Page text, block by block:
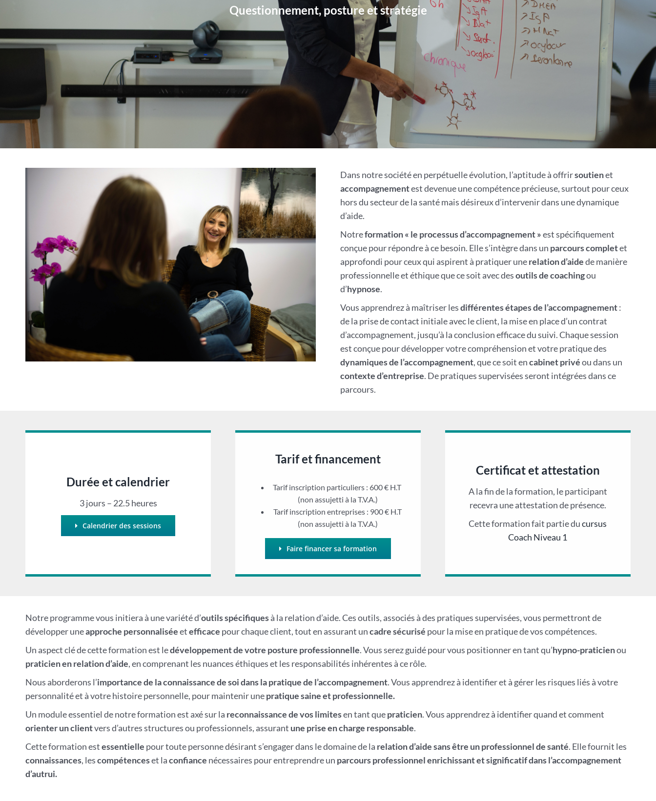
Questionnement, posture et stratégie
Dans notre société en perpétuelle évolution, l’aptitude à offrirsoutienet
accompagnementest devenue une compétence précieuse, surtout pour ceux
hors du secteur de la santé mais désireux d’intervenir dans une dynamique
d’aide.
Notreformation« le processus d’accompagnement »est spécifiquement
conçue pour répondre à ce besoin. Elle s’intègre dans un parcours completet
approfondi pour ceux qui aspirent à pratiquer unerelation d’aidede manière
professionnelle et éthique que ce soit avec desoutils de coachingou
d’hypnose.
Vous apprendrez à maîtriser lesdifférentes étapes de l’accompagnement:
de la prise de contact initiale avec le client, la mise en place d’un contrat
d’accompagnement, jusqu’à la conclusion efficace du suivi. Chaque session
est conçue pour développer votre compréhension et votre pratique des
dynamiques de l’accompagnement, que ce soit encabinet privéou dans un
contexte d’entreprise. De pratiques supervisées seront intégrées dans ce
parcours.
Durée et calendrier
3 jours – 22.5 heures
Calendrier des sessions
Tarif et financement
Tarif inscription particuliers : 600 € H.T
(non assujetti à la T.V.A.)
Tarif inscription entreprises : 900 € H.T
(non assujetti à la T.V.A.)
Faire financer sa formation
Certificat et attestation
A la fin de la formation, le participant
recevra une attestation de présence.
Cette formation fait partie ducursus
Coach Niveau 1
Notre programme vous initiera à une variété d’outils spécifiquesà la relation d’aide. Ces outils, associés à des pratiques supervisées, vous permettront de
développer uneapproche personnaliséeetefficace pour chaque client, tout en assurant uncadre sécurisé pour la mise en pratique de vos compétences.
Un aspect clé de cette formation est ledéveloppement de votre posture professionnelle. Vous serez guidé pour vous positionner en tant qu’hypno-praticienou
praticien en relation d’aide, en comprenant les nuances éthiques et les responsabilités inhérentes à ce rôle.
Nous aborderons l’importance de la connaissance de soi dans la pratique de l’accompagnement. Vous apprendrez à identifier et à gérer les risques liés à votre
personnalité et à votre histoire personnelle, pour maintenir unepratique saine et professionnelle.
Un module essentiel de notre formation est axé sur la reconnaissance de vos limitesen tant quepraticien. Vous apprendrez à identifier quand et comment
orienter un clientvers d’autres structures ou professionnels, assurant une prise en charge responsable.
Cette formation estessentielle pour toute personne désirant s’engager dans le domaine de la relation d’aide sans être un professionnel de santé. Elle fournit les
connaissances, lescompétenceset laconfiance nécessaires pour entreprendre un parcours professionnel enrichissant et significatif dans l’accompagnement
d’autrui.